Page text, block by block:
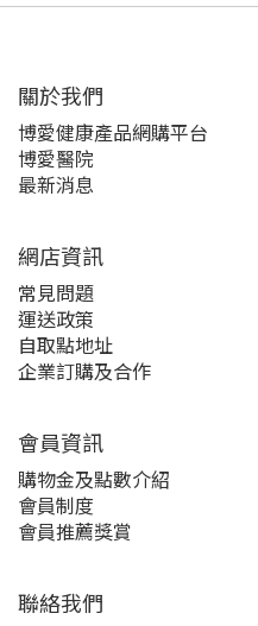
關於我們‎
博愛健康產品網購平台
博愛醫院
最新消息
網店資訊
常見問題
運送政策
自取點地址
企業訂購及合作
會員資訊
購物金及點數介紹
會員制度
會員推薦獎賞
聯絡我們